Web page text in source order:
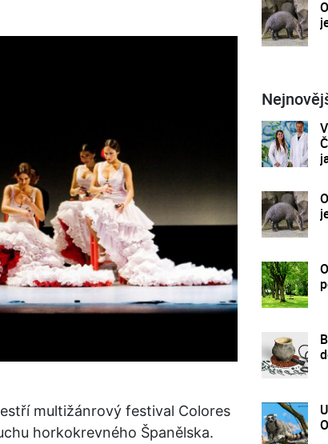
multižánrový festival Colores
horkokrevného Španělska.